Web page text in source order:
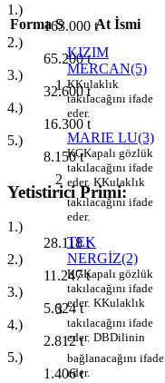
1.)
163.000 t
2.)
65.200t
3.)
32.600t
4.)
16.300 t
5.)
8.150t
Yetistirici Primi:
1.)
28.118t
2.)
11.247t
3.)
5.624t
4.)
2.812t
5.)
1.406t
Forma S At İsmi
1
KIZIM
MERCAN(5)
KKulaklık
takılacağını ifade
eder.
2
MARIE LU(3)
KGKapalı gözlük
takılacağını ifade
eder. KKulaklık
takılacağını ifade
eder.
3
TEK
NERGİZ(2)
KGKapalı gözlük
takılacağını ifade
eder. KKulaklık
takılacağını ifade
eder. DBDilinin
bağlanacağını ifade
eder.